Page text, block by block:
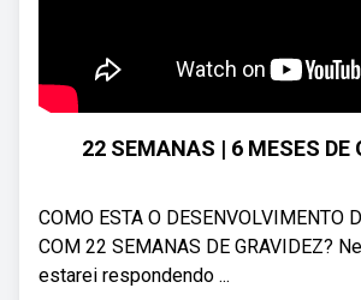
22 SEMANAS | 6 MESES DE
COMO ESTA O DESENVOLVIMENTO
COM 22 SEMANAS DE GRAVIDEZ?
estarei respondendo ...